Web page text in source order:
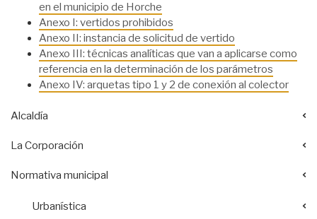
en el municipio de Horche
Anexo I: vertidos prohibidos
Anexo II: instancia de solicitud de vertido
Anexo III: técnicas analíticas que van a aplicarse como
referencia en la determinación de los parámetros
Anexo IV: arquetas tipo 1 y 2 de conexión al colector
Alcaldía
La Corporación
Normativa municipal
Urbanística